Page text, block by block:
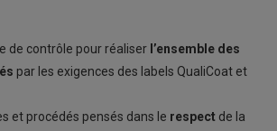
de contrôle pour réaliser l’ensemble des
par les exigences des labels QualiCoat et
et procédés pensés dans le respect de la